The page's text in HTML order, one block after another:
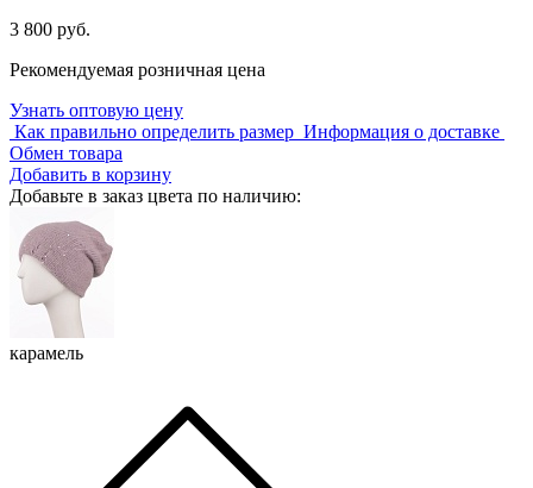
3 800 руб.
Рекомендуемая розничная цена
Узнать оптовую цену
Как правильно определить размер Информация о доставке
Обмен товара
Добавить в корзину
Добавьте в заказ цвета по наличию:
карамель